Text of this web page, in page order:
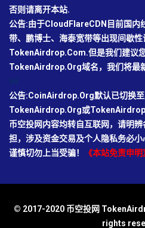
否则请离开本站.
公告:由于CloudFlareCDN目前国内
带、鹏博士、海泰宽带等出现间歇
TokenAirdrop.Com.但是我们建议
TokenAirdrop.Org域名，我们将最
公告:CoinAirdrop.Org默认已切换至
TokenAirdrop.Org或
币空投网内容均转自互联网，请明
担，涉及资金交易及个人隐私务必
谨慎切勿上当受骗！
《本站免责申明
© 2017-2020 币空投网
rights